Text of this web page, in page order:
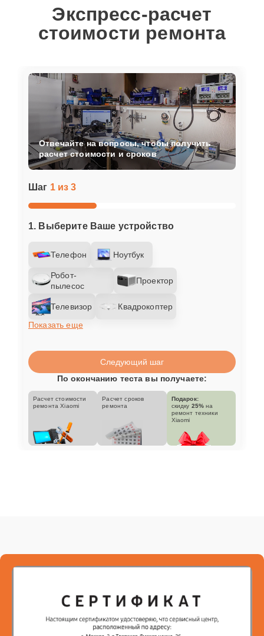
Экспресс-расчет
стоимости ремонта
Шаг 1 из 3
1. Выберите Ваше устройство
Телефон Ноутбук
Робот-
пылесос
Проектор
Телевизор
Квадрокоптер
Показать еще
Отвечайте на вопросы, чтобы получить
расчет стоимости и сроков
Следующий шаг
По окончанию теста вы получаете:
Расчет стоимости
ремонта Xiaomi
Расчет сроков
ремонта
Подарок:
скидку 25% на
ремонт техники
Xiaomi